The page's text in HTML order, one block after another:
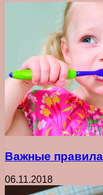
Важные правила
06.11.2018